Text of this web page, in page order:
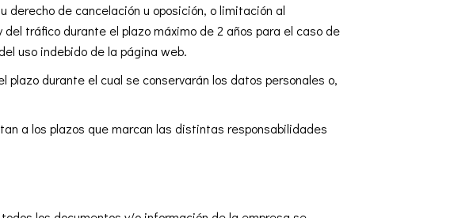
de cancelación u oposición, o limitación al
tráfico durante el plazo máximo de 2 años para el caso de
uso indebido de la página web.
durante el cual se conservarán los datos personales o,
a los plazos que marcan las distintas responsabilidades